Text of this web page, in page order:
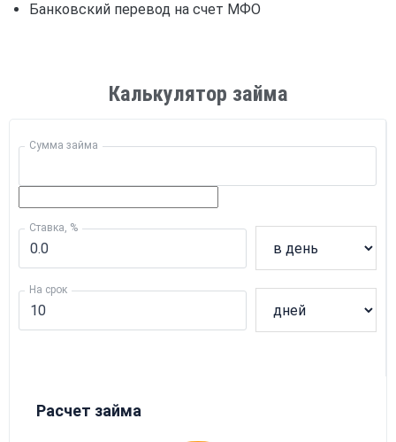
Банковский перевод на счет МФО
Калькулятор займа
Сумма займа
Ставка, %
На срок
Расчет займа